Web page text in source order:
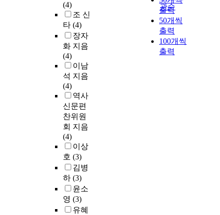
(4)
조 신
타 (4)
장자
화 지음
(4)
이남
석 지음
(4)
역사
신문편
찬위원
회 지음
(4)
이상
호 (3)
김병
하 (3)
윤소
영 (3)
유혜
관순
출력
50개씩
출력
100개씩
출력